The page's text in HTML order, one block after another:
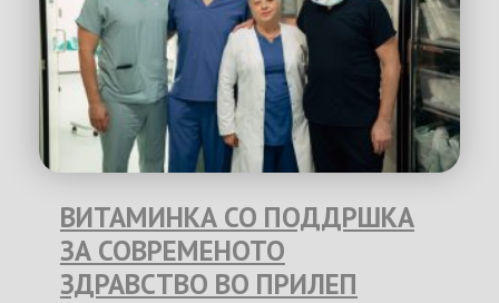
ВИТАМИНКА СО ПОДДРШКА
ЗА СОВРЕМЕНОТО
ЗДРАВСТВО ВО ПРИЛЕП